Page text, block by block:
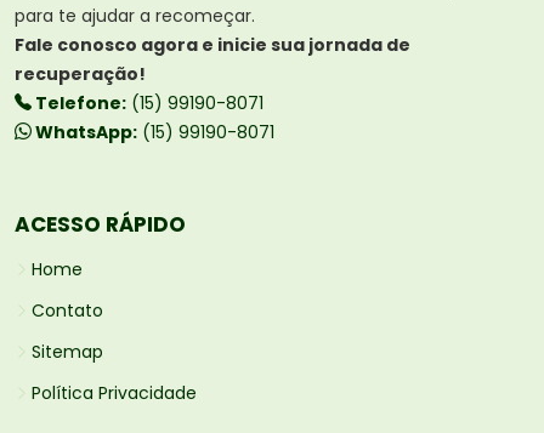
para te ajudar a recomeçar.
Fale conosco agora e inicie sua jornada de
recuperação!
Telefone: (15) 99190-8071
WhatsApp: (15) 99190-8071
ACESSO RÁPIDO
Home
Contato
Sitemap
Política Privacidade